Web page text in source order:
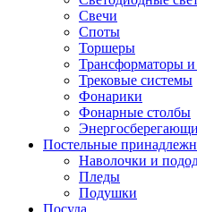
Свечи
Споты
Торшеры
Трансформаторы
Трековые системы
Фонарики
Фонарные столбы
Постельные
Наволочки и
Пледы
Подушки
Посуда